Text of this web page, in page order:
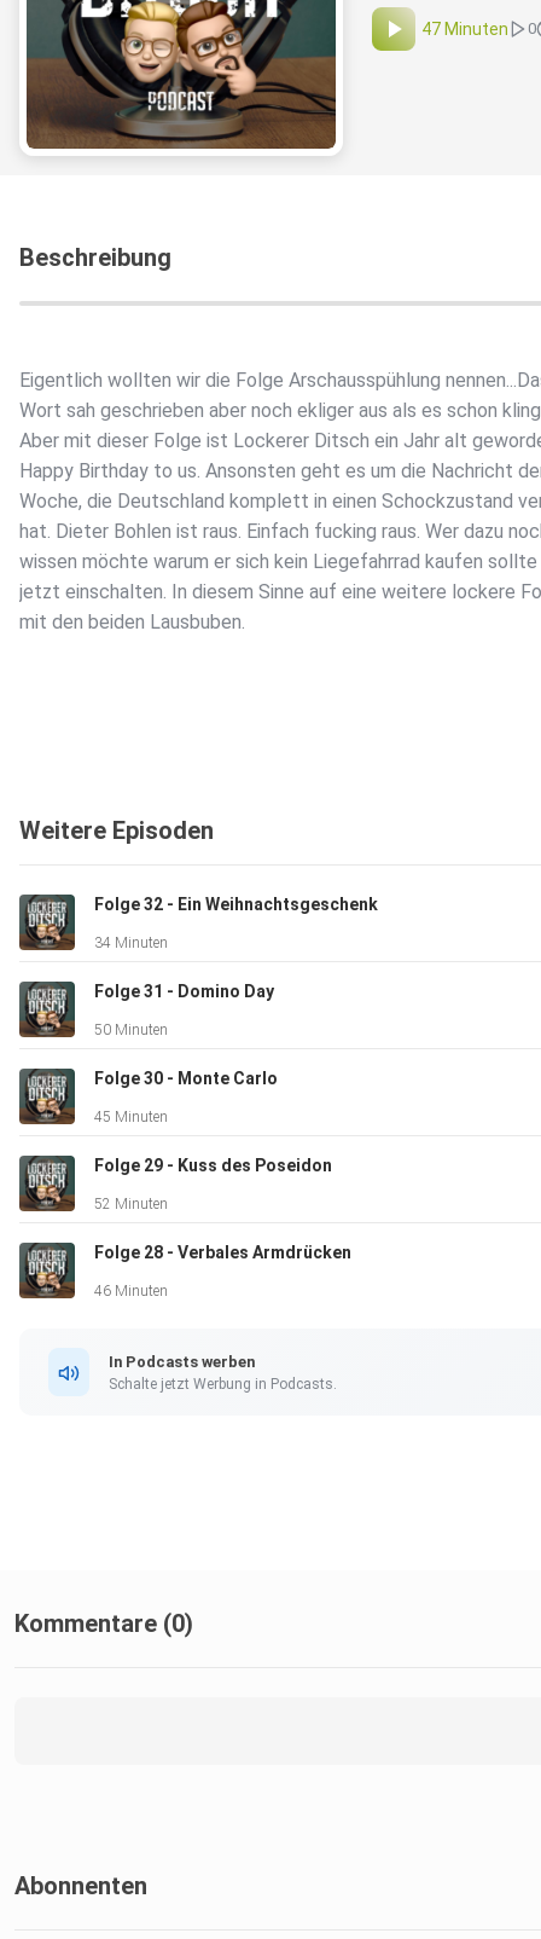
47 Minuten 0
Beschreibung
Eigentlich wollten wir die Folge Arschausspühlung
Wort sah geschrieben aber noch ekliger aus als es schon
Aber mit dieser Folge ist Lockerer Ditsch ein Jahr alt
Happy Birthday to us. Ansonsten geht es um die Nachricht
Woche, die Deutschland komplett in einen Schockzustand
hat. Dieter Bohlen ist raus. Einfach fucking raus. Wer dazu
wissen möchte warum er sich kein Liegefahrrad kaufen sollte
jetzt einschalten. In diesem Sinne auf eine weitere lockere
mit den beiden Lausbuben.
Weitere Episoden
Folge 32 - Ein Weihnachtsgeschenk
34 Minuten
Folge 31 - Domino Day
50 Minuten
Folge 30 - Monte Carlo
45 Minuten
Folge 29 - Kuss des Poseidon
52 Minuten
Folge 28 - Verbales Armdrücken
46 Minuten
In Podcasts werben
Schalte jetzt Werbung in Podcasts.
Kommentare (0)
Abonnenten